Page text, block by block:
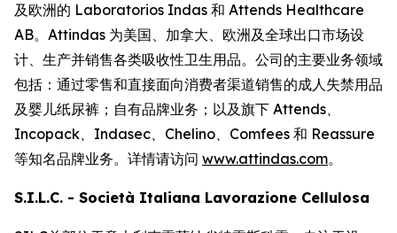
及欧洲的 Laboratorios Indas 和 Attends Healthcare
AB。Attindas 为美国、加拿大、欧洲及全球出口市场设
计、生产并销售各类吸收性卫生用品。公司的主要业务领域
包括：通过零售和直接面向消费者渠道销售的成人失禁用品
及婴儿纸尿裤；自有品牌业务；以及旗下 Attends、
Incopack、Indasec、Chelino、Comfees 和 Reassure
等知名品牌业务。详情请访问 www.attindas.com。
S.I.L.C. - Società Italiana Lavorazione Cellulosa